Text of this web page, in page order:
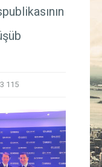
Azərbaycan
3 115